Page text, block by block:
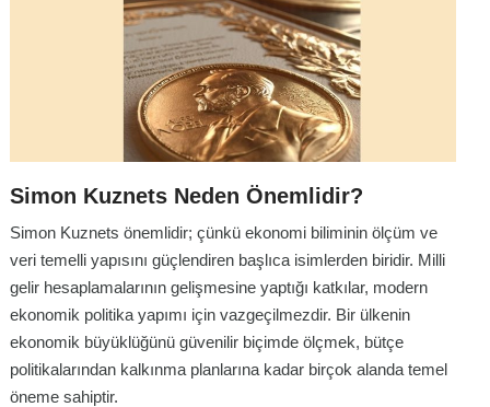
Simon Kuznets Neden Önemlidir?
Simon Kuznets önemlidir; çünkü ekonomi biliminin ölçüm ve
veri temelli yapısını güçlendiren başlıca isimlerden biridir. Milli
gelir hesaplamalarının gelişmesine yaptığı katkılar, modern
ekonomik politika yapımı için vazgeçilmezdir. Bir ülkenin
ekonomik büyüklüğünü güvenilir biçimde ölçmek, bütçe
politikalarından kalkınma planlarına kadar birçok alanda temel
öneme sahiptir.